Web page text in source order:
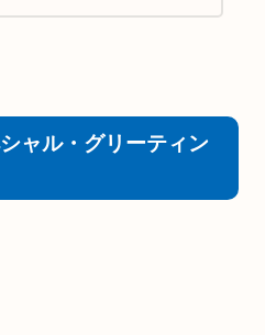
ールドクラスのエンターテイメントを集
ャル・グリーティン